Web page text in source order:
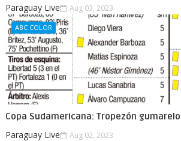
Paraguay Live Aug 03, 2023
ABC COLOR
Copa Sudamericana: Tropezón gumarelo
Paraguay Live Aug 02, 2023